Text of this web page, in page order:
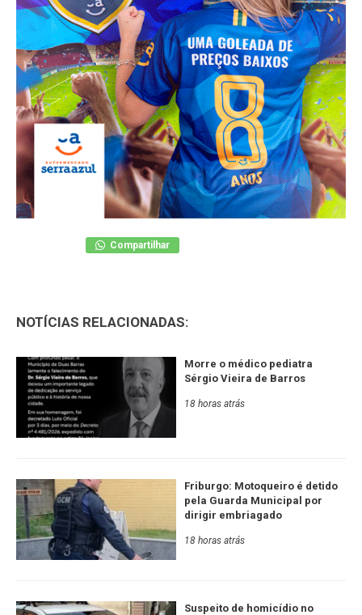
Compartilhar
NOTÍCIAS RELACIONADAS:
Morre o médico pediatra
Sérgio Vieira de Barros
18 horas atrás
Friburgo: Motoqueiro é detido
pela Guarda Municipal por
dirigir embriagado
18 horas atrás
Suspeito de homicídio no